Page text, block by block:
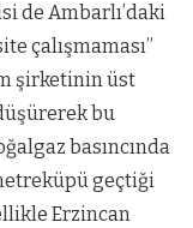
de Ambarlı’daki
çalışmaması”
şirketinin üst
bu
basıncında
geçtiği
Erzincan